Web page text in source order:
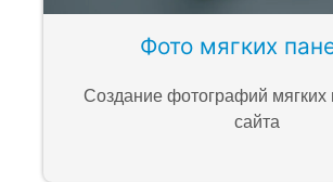
Фото мягких
Создание фотографий мягких
сайта